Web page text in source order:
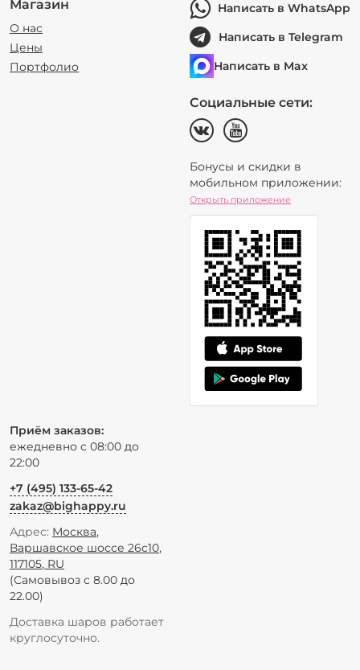
Магазин
О нас
Цены
Портфолио
Написать в WhatsApp
Написать в Telegram
Написать в Max
Социальные сети:
Бонусы и скидки в
мобильном приложении:
Открыть приложение
Приём заказов:
ежедневно с 08:00 до
22:00
+7 (495) 133-65-42
zakaz@bighappy.ru
Адрес: Москва,
Варшавское шоссе 26с10,
117105, RU
(Самовывоз с 8.00 до
22.00)
Доставка шаров работает
круглосуточно.